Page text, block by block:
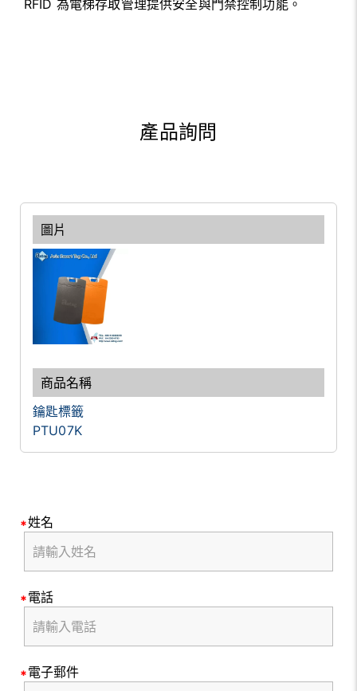
RFID 為電梯存取管理提供安全與門禁控制功能。
產品詢問
鑰匙標籤
PTU07K
姓名
電話
電子郵件